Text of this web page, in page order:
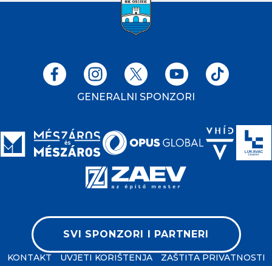
GENERALNI SPONZORI
SVI SPONZORI I PARTNERI
KONTAKT UVJETI KORIŠTENJA ZAŠTITA PRIVATNOSTI